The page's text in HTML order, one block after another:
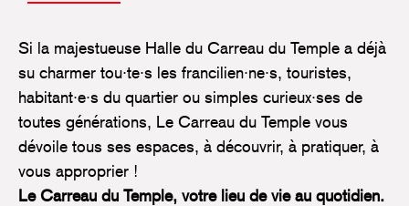
Si la majestueuse Halle du Carreau du Temple a déjà
su charmer tou·te·s les francilien·ne·s, touristes,
habitant·e·s du quartier ou simples curieux·ses de
toutes générations, Le Carreau du Temple vous
dévoile tous ses espaces, à découvrir, à pratiquer, à
vous approprier !
Le Carreau du Temple, votre lieu de vie au quotidien.